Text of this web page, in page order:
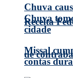
Receita
de
Chuva
Chuva
cidade
Missal
contas